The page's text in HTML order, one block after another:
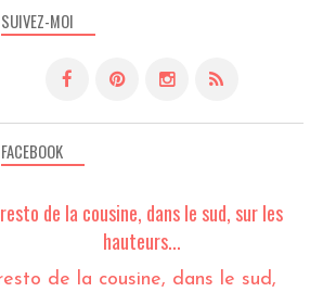
SUIVEZ-MOI
FACEBOOK
resto de la cousine, dans le sud, sur les
hauteurs...